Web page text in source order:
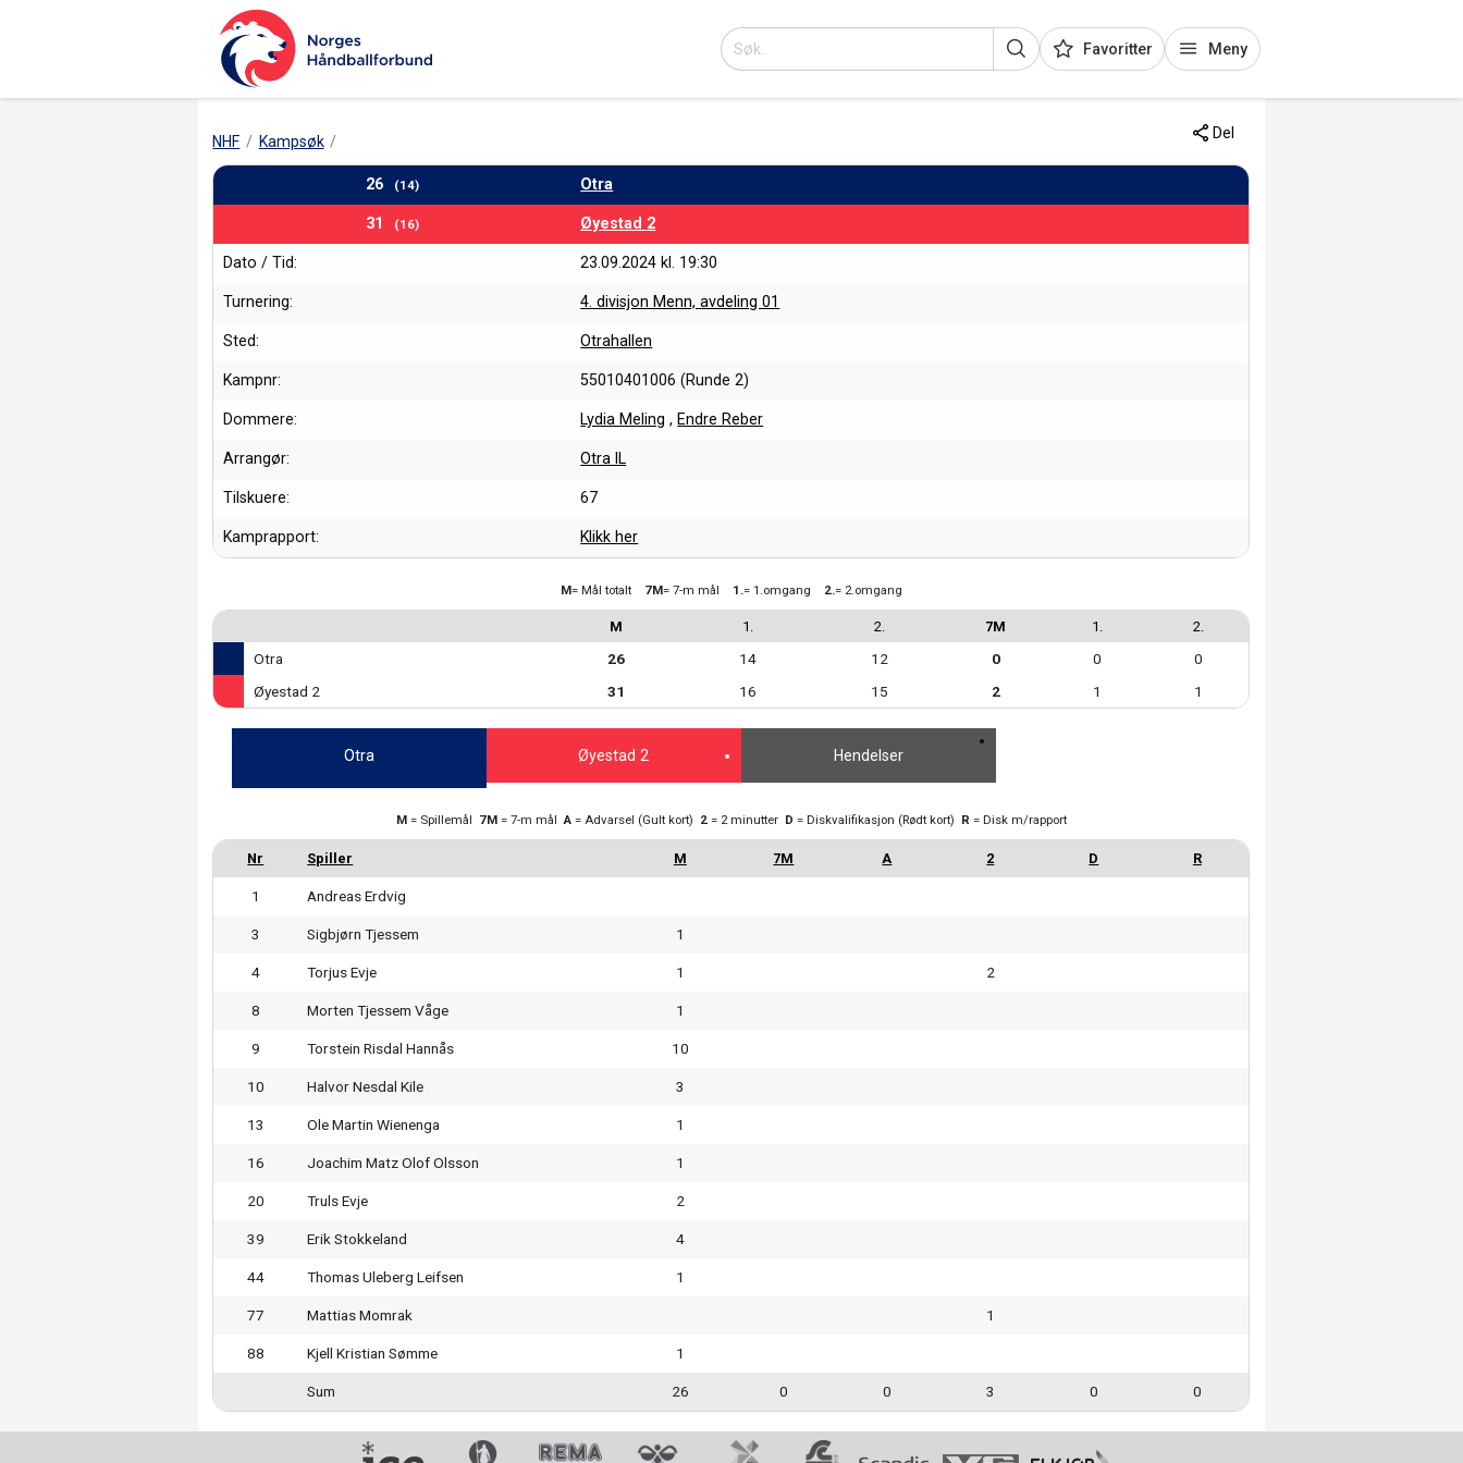
Favoritter Meny
NHF Kampsøk Del
26 (14) Otra
31 (16) Øyestad 2
Dato / Tid: 23.09.2024 kl. 19:30
Turnering: 4. divisjon Menn, avdeling 01
Sted: Otrahallen
Kampnr: 55010401006 (Runde 2)
Dommere: Lydia Meling ,Endre Reber
Arrangør: Otra IL
Tilskuere: 67
Kamprapport: Klikk her
M 1. 2. 7M 1. 2.
M= Mål totalt 7M= 7-m mål 1.= 1.omgang 2.= 2.omgang
Otra 26 14 12 0 0
0
Øyestad 2
31 16 15 2 1 1
Otra Øyestad 2 Hendelser
1 Andreas Erdvig
3 Sigbjørn Tjessem 1
4 Torjus Evje 1 2
8 Morten Tjessem Våge 1
9 Torstein Risdal Hannås 10
10 Halvor Nesdal Kile 3
13 Ole Martin Wienenga 1
16 Joachim Matz Olof Olsson 1
20 Truls Evje 2
39 Erik Stokkeland 4
44 Thomas Uleberg Leifsen 1
77 Mattias Momrak 1
88 Kjell Kristian Sømme 1
Sum 26 0 0 3 0 0
M= Spillemål 7M= 7-m mål A= Advarsel (Gult kort) 2= 2 minutter D = Diskvalifikasjon (Rødt kort) R = Disk m/rapport